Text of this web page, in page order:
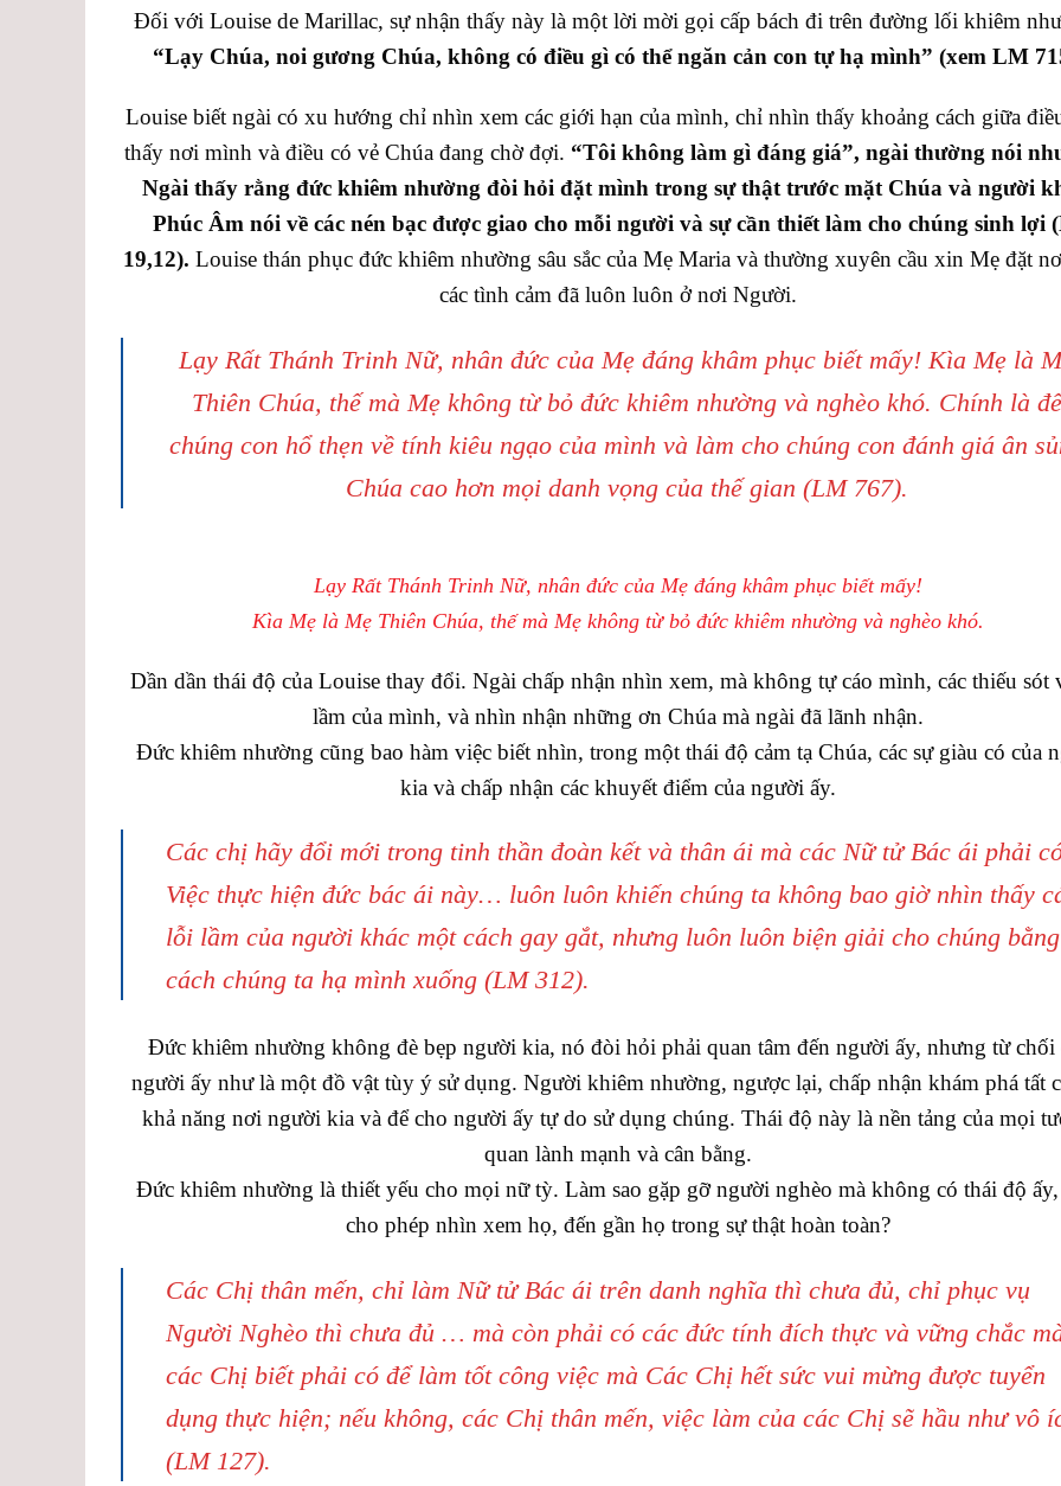
Đối với Louise de Marillac, sự nhận thấy này là một lời mời gọi cấp bách đi trên đường lối khiêm
“Lạy Chúa, noi gương Chúa, không có điều gì có thể ngăn cản con tự hạ mình” (xem LM
Louise biết ngài có xu hướng chỉ nhìn xem các giới hạn của mình, chỉ nhìn thấy khoảng cách giữa
thấy nơi mình và điều có vẻ Chúa đang chờ đợi. “Tôi không làm gì đáng giá”, ngài thường nói
Ngài thấy rằng đức khiêm nhường đòi hỏi đặt mình trong sự thật trước mặt Chúa và người
Phúc Âm nói về các nén bạc được giao cho mỗi người và sự cần thiết làm cho chúng sinh lợi
19,12). Louise thán phục đức khiêm nhường sâu sắc của Mẹ Maria và thường xuyên cầu xin Mẹ đặt
các tình cảm đã luôn luôn ở nơi Người.
Lạy Rất Thánh Trinh Nữ, nhân đức của Mẹ đáng khâm phục biết mấy! Kìa Mẹ là
Thiên Chúa, thế mà Mẹ không từ bỏ đức khiêm nhường và nghèo khó. Chính là để
chúng con hổ thẹn về tính kiêu ngạo của mình và làm cho chúng con đánh giá ân
Chúa cao hơn mọi danh vọng của thế gian (LM 767).
Lạy Rất Thánh Trinh Nữ, nhân đức của Mẹ đáng khâm phục biết mấy!
Kìa Mẹ là Mẹ Thiên Chúa, thế mà Mẹ không từ bỏ đức khiêm nhường và nghèo khó.
Dần dần thái độ của Louise thay đổi. Ngài chấp nhận nhìn xem, mà không tự cáo mình, các thiếu sót
lầm của mình, và nhìn nhận những ơn Chúa mà ngài đã lãnh nhận.
Đức khiêm nhường cũng bao hàm việc biết nhìn, trong một thái độ cảm tạ Chúa, các sự giàu có của
kia và chấp nhận các khuyết điểm của người ấy.
Các chị hãy đổi mới trong tinh thần đoàn kết và thân ái mà các Nữ tử Bác ái phải
Việc thực hiện đức bác ái này… luôn luôn khiến chúng ta không bao giờ nhìn thấy
lỗi lầm của người khác một cách gay gắt, nhưng luôn luôn biện giải cho chúng bằng
cách chúng ta hạ mình xuống (LM 312).
Đức khiêm nhường không đè bẹp người kia, nó đòi hỏi phải quan tâm đến người ấy, nhưng từ chối
người ấy như là một đồ vật tùy ý sử dụng. Người khiêm nhường, ngược lại, chấp nhận khám phá tất
khả năng nơi người kia và để cho người ấy tự do sử dụng chúng. Thái độ này là nền tảng của mọi
quan lành mạnh và cân bằng.
Đức khiêm nhường là thiết yếu cho mọi nữ tỳ. Làm sao gặp gỡ người nghèo mà không có thái độ
cho phép nhìn xem họ, đến gần họ trong sự thật hoàn toàn?
Các Chị thân mến, chỉ làm Nữ tử Bác ái trên danh nghĩa thì chưa đủ, chỉ phục vụ
Người Nghèo thì chưa đủ … mà còn phải có các đức tính đích thực và vững chắc
các Chị biết phải có để làm tốt công việc mà Các Chị hết sức vui mừng được tuyển
dụng thực hiện; nếu không, các Chị thân mến, việc làm của các Chị sẽ hầu như vô
(LM 127).